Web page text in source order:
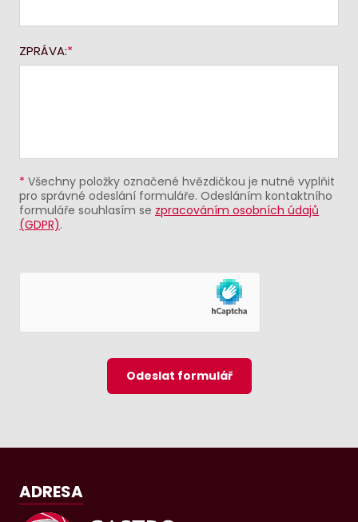
ZPRÁVA:
* Všechny položky označené hvězdičkou je nutné vyplňit
pro správné odeslání formuláře. Odesláním kontaktního
formuláře souhlasím se zpracováním osobních údajů
(GDPR).
Odeslat formulář
ADRESA